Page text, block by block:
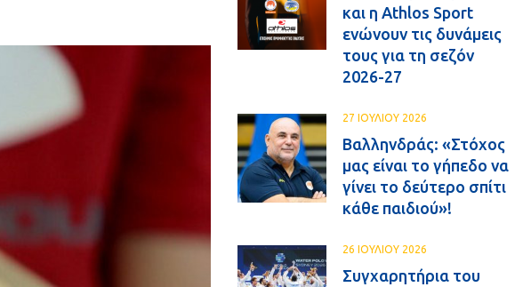
και η Athlos Sport
ενώνουν τις δυνάμεις
τους για τη σεζόν
2026-27
27 ΙΟΥΛΙΟΥ 2026
Βαλληνδράς: «Στόχος
μας είναι το γήπεδο να
γίνει το δεύτερο σπίτι
κάθε παιδιού»!
26 ΙΟΥΛΙΟΥ 2026
Συγχαρητήρια του